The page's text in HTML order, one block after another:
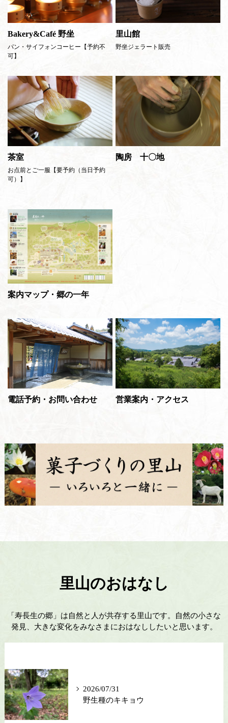
Bakery&Café 野坐
パン・サイフォンコーヒー【予約不
可】
里山館
野坐ジェラート販売
茶室
お点前とご一服【要予約（当日予約
可）】
陶房 十〇地
案内マップ・郷の一年
電話予約・お問い合わせ 営業案内・アクセス
里山のおはなし
「寿長生の郷」は自然と人が共存する里山です。自然の小さな
発見、大きな変化をみなさまにおはなししたいと思います。
2026/07/31
野生種のキキョウ